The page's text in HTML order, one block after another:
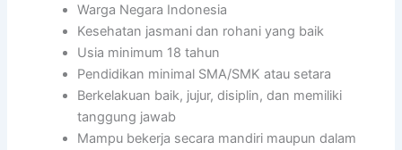
Warga Negara Indonesia
Kesehatan jasmani dan rohani yang baik
Usia minimum 18 tahun
Pendidikan minimal SMA/SMK atau setara
Berkelakuan baik, jujur, disiplin, dan memiliki
tanggung jawab
Mampu bekerja secara mandiri maupun dalam